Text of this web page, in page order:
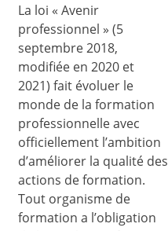
La loi « Avenir
professionnel » (5
septembre 2018,
modifiée en 2020 et
2021) fait évoluer le
monde de la formation
professionnelle avec
officiellement l’ambition
d’améliorer la qualité des
actions de formation.
Tout organisme de
formation a l’obligation